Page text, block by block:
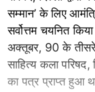
सम्मान’ के लिए
सर्वोत्तम चयनित
अक्तूबर, 90 के
साहित्य कला
का पत्र प्राप्त हुआ